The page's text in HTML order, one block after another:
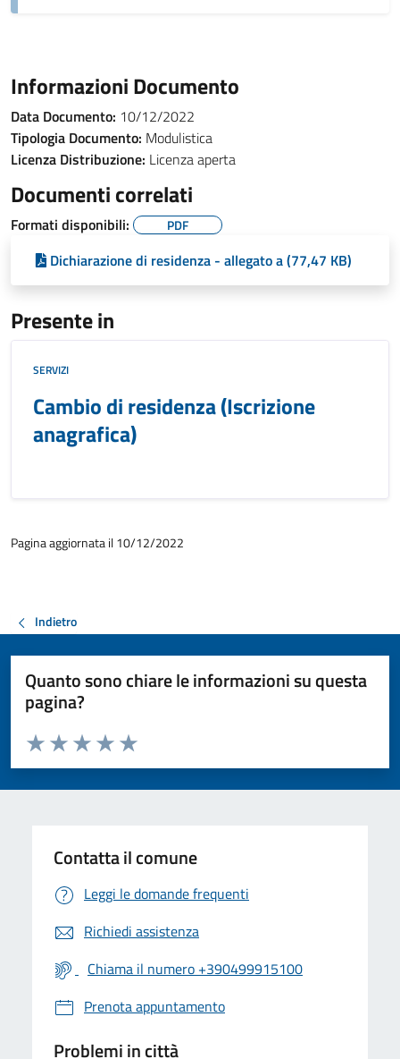
Informazioni Documento
Data Documento: 10/12/2022
Tipologia Documento: Modulistica
Licenza Distribuzione: Licenza aperta
Documenti correlati
Formati disponibili: PDF
Dichiarazione di residenza - allegato a (77,47 KB)
Presente in
SERVIZI
Cambio di residenza (Iscrizione
anagrafica)
Pagina aggiornata il 10/12/2022
Indietro
Quanto sono chiare le informazioni su questa
pagina?
Valuta da 1 a 5 stelle la pagina
Valuta 5 stelle su 5
Valuta 4 stelle su 5
Valuta 3 stelle su 5
Valuta 2 stelle su 5
Valuta 1 stelle su 5
Contatta il comune
Leggi le domande frequenti
Richiedi assistenza
Chiama il numero +390499915100
Prenota appuntamento
Problemi in città